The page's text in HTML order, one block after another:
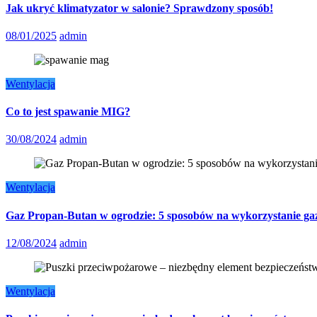
Jak ukryć klimatyzator w salonie? Sprawdzony sposób!
08/01/2025 admin
Wentylacja
Co to jest spawanie MIG?
30/08/2024 admin
Wentylacja
Gaz Propan-Butan w ogrodzie: 5 sposobów na wykorzystanie
12/08/2024 admin
Wentylacja